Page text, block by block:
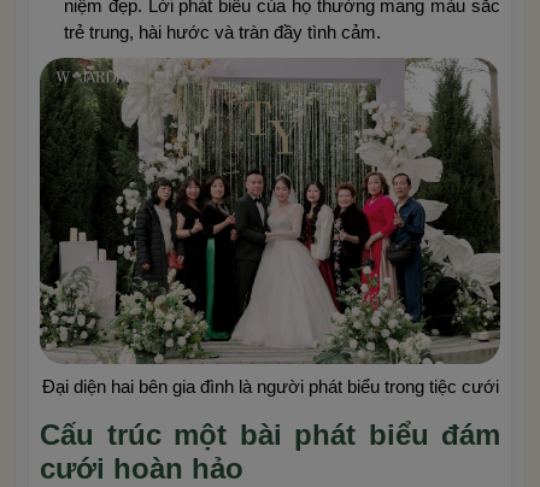
niệm đẹp. Lời phát biểu của họ thường mang màu sắc
trẻ trung, hài hước và tràn đầy tình cảm.
Đại diện hai bên gia đình là người phát biểu trong tiệc cưới
Cấu trúc một bài phát biểu đám
cưới hoàn hảo